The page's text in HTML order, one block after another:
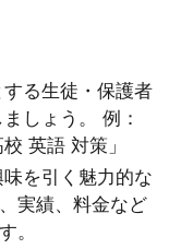
る生徒・保護者
しょう。 例：
英語 対策」
を引く魅力的な
実績、料金など
。